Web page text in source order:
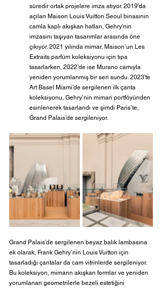
süredir ortak projelere imza atıyor. 2019’da
açılan Maison Louis Vuitton Seoul binasının
camla kaplı akışkan hatları, Gehry'nin
imzasını taşıyan tasarımlar arasında öne
çıkıyor. 2021 yılında mimar, Maison’un Les
Extraits parfüm koleksiyonu için tıpa
tasarlarken, 2022’de ise Murano camıyla
yeniden yorumlanmış bir seri sundu. 2023'te
Art Basel Miami’de sergilenen ilk çanta
koleksiyonu, Gehry’nin mimari portföyünden
esinlenerek tasarlandı ve şimdi Paris’te,
Grand Palais’de sergileniyor.
Grand Palais’de sergilenen beyaz balık lambasına
ek olarak, Frank Gehry’nin Louis Vuitton için
tasarladığı çantalar da cam vitrinlerde sergileniyor.
Bu koleksiyon, mimarın akışkan formlar ve yeniden
yorumlanan geometrilerle bezeli estetiğini